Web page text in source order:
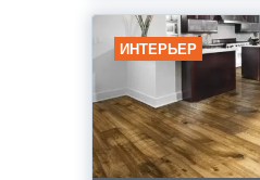
ИНТЕРЬЕР